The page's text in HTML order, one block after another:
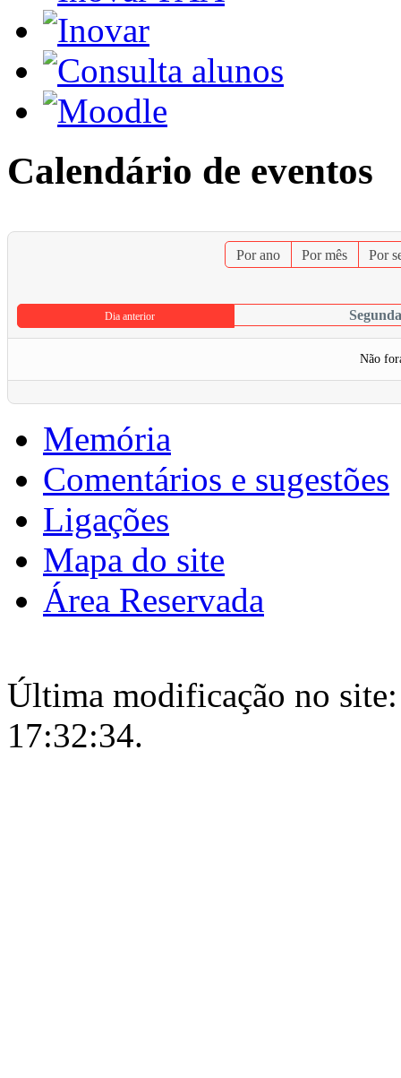
Calendário de eventos
Por ano Por mês Por
Dia anterior
Não
Memória
Comentários e sugestões
Ligações
Mapa do site
Área Reservada
Última modificação no
17:32:34.